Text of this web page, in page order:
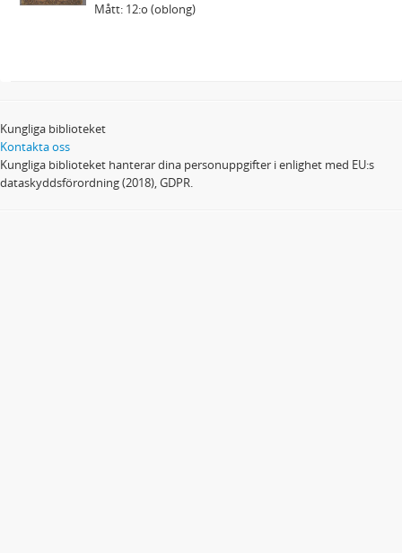
Mått: 12:o (oblong)
Kungliga biblioteket
Kontakta oss
Kungliga biblioteket hanterar dina personuppgifter i enlighet med EU:s
dataskyddsförordning (2018), GDPR.